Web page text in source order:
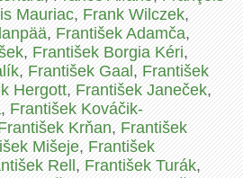
Mauriac,Frank Wilczek,
,František Adamča,
,František Borgia Kéri,
,František Gaal,František
Hergott,František Janeček,
,František Kováčik-
Krňan,František
Mišeje,František
Rell,František Turák,